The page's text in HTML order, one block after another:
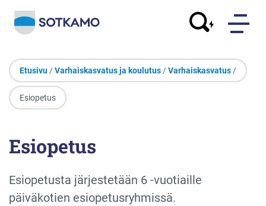
Etusivu /Varhaiskasvatus ja koulutus /Varhaiskasvatus /
Esiopetus
Esiopetus
Esiopetusta järjestetään 6 -vuotiaille
päiväkotien esiopetusryhmissä.